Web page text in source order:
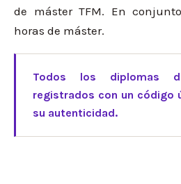
de máster TFM. En
horas de máster.
Todos los diplomas
registrados con un código
su autenticidad.